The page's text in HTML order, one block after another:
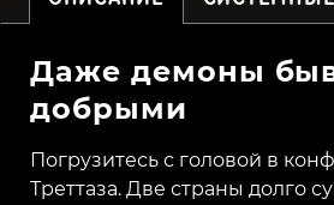
Даже демоны
добрыми
Погрузитесь с головой в
Треттаза. Две страны долго